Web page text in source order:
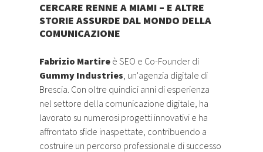
CERCARE RENNE A MIAMI – E ALTRE
STORIE ASSURDE DAL MONDO DELLA
COMUNICAZIONE
Fabrizio Martire è SEO e Co-Founder di
Gummy Industries, un'agenzia digitale di
Brescia. Con oltre quindici anni di esperienza
nel settore della comunicazione digitale, ha
lavorato su numerosi progetti innovativi e ha
affrontato sfide inaspettate, contribuendo a
costruire un percorso professionale di successo